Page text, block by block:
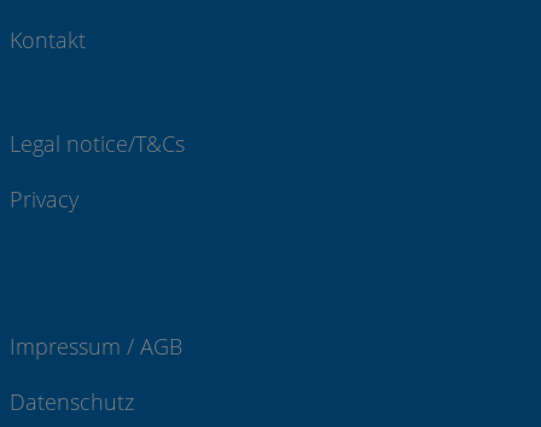
Kontakt
Legal notice/T&Cs
Privacy
Impressum / AGB
Datenschutz